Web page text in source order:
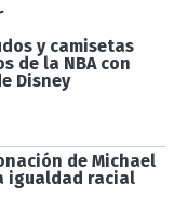
y camisetas
de la NBA con
Disney
de Michael
igualdad racial